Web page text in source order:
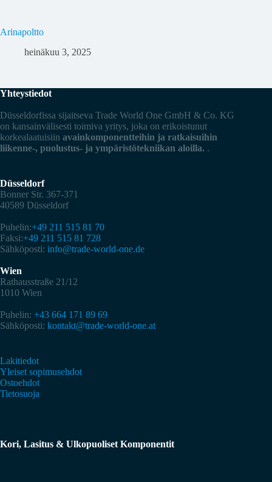
Arinapoltto
heinäkuu 3, 2025
Yhteystiedot
Düsseldorfissa sijaitseva Trade World One GmbH & Co. KG
on kansainvälisesti toimiva yritys, joka on erikoistunut
korkealaatuisiin avainkomponentteihin ja ratkaisuihin
liikenne-, puolustus- ja ympäristötekniikan aloilla. .
Düsseldorf
Bonner Str. 367-371
40589 Düsseldorf
Puhelin:+49 211 515 81 70
Faksi:+49 211 515 81 728
Sähköposti: info@trade-world-one.de
Wien
Rathausstraße 21/12
1010 Wien
Puhelin: +43 664 171 89 69
Sähköposti: kontakt@trade-world-one.at
Lakitiedot
Yleiset sopimusehdot
Ostoehdot
Tietosuoja
Kori, Lasitus & Ulkopuoliset Komponentit